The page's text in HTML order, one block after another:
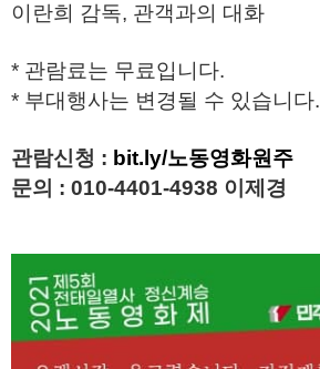
이란희 감독, 관객과의 대화
* 관람료는 무료입니다.
* 부대행사는 변경될 수 있습니다.
관람신청 : bit.ly/노동영화원주
문의 : 010-4401-4938 이제경